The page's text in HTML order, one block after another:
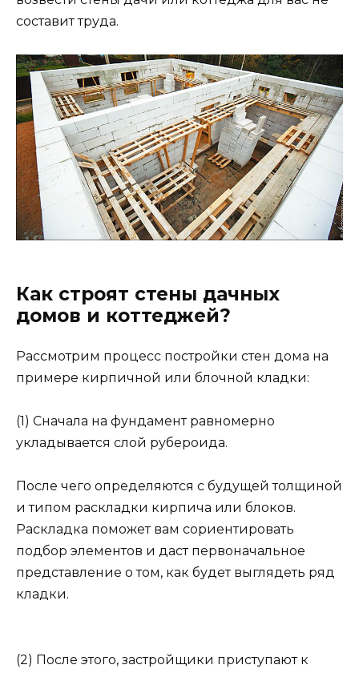
составит труда.
Как строят стены дачных
домов и коттеджей?
Рассмотрим процесс постройки стен дома на
примере кирпичной или блочной кладки:
(1) Сначала на фундамент равномерно
укладывается слой рубероида.
После чего определяются с будущей толщиной
и типом раскладки кирпича или блоков.
Раскладка поможет вам сориентировать
подбор элементов и даст первоначальное
представление о том, как будет выглядеть ряд
кладки.
(2) После этого, застройщики приступают к